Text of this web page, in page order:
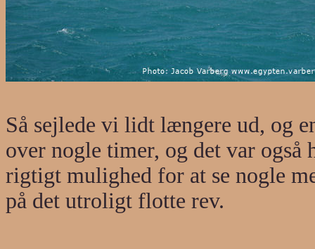
Så sejlede vi lidt længere ud, og
over nogle timer, og det var
rigtigt mulighed for at se nogle
på det utroligt flotte rev.